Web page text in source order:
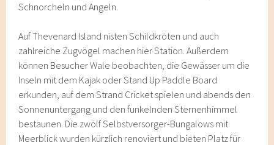
Schnorcheln und Angeln.
Auf Thevenard Island nisten Schildkröten und auch
zahlreiche Zugvögel machen hier Station. Außerdem
können Besucher Wale beobachten, die Gewässer um die
Inseln mit dem Kajak oder Stand Up Paddle Board
erkunden, auf dem Strand Cricket spielen und abends den
Sonnenuntergang und den funkelnden Sternenhimmel
bestaunen. Die zwölf Selbstversorger-Bungalows mit
Meerblick wurden kürzlich renoviert und bieten Platz für